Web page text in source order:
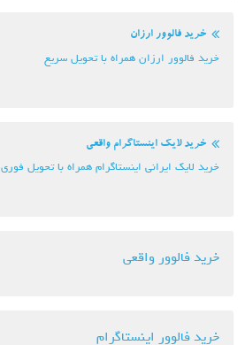
خرید فالوور ارزان
خرید فالوور ارزان همراه با تحویل سریع
خرید لایک اینستاگرام واقعی
خرید لایک ایرانی اینستاگرام همراه با تحویل فوری
خرید فالوور واقعی
خرید فالوور اینستاگرام